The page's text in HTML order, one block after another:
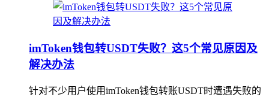
imToken钱包转USDT失败？这5个常见原因及
解决办法
针对不少用户使用imToken钱包转账USDT时遭遇失败的